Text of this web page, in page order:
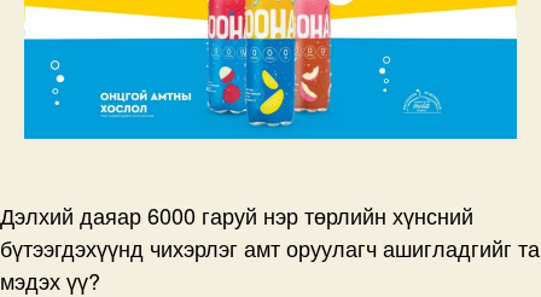
мэдмээр
байна
уу?
дээр
Дэлхий даяар 6000 гаруй нэр төрлийн хүнсний
бүтээгдэхүүнд чихэрлэг амт оруулагч ашигладгийг та
мэдэх үү?